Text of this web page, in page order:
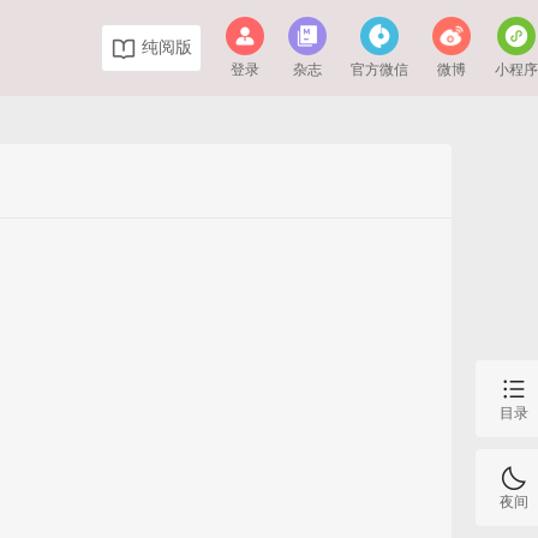
纯阅版
登录 杂志 官方微信 微博 小程序
目录
夜间